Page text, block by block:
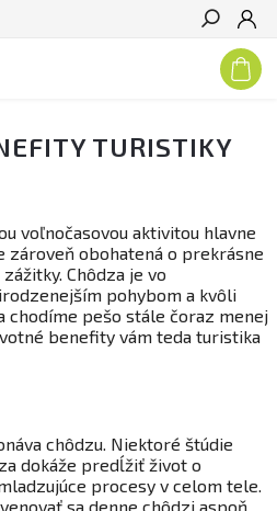
Hľadať
TURISTIKY
voľnočasovou aktivitou hlavne
zároveň obohatená o prekrásne
Chôdza je vo
pohybom a kvôli
chodíme pešo stále čoraz menej
benefity vám teda turistika
chôdzu. Niektoré štúdie
dokáže predĺžiť život o
procesy v celom tele.
sa denne chôdzi aspoň